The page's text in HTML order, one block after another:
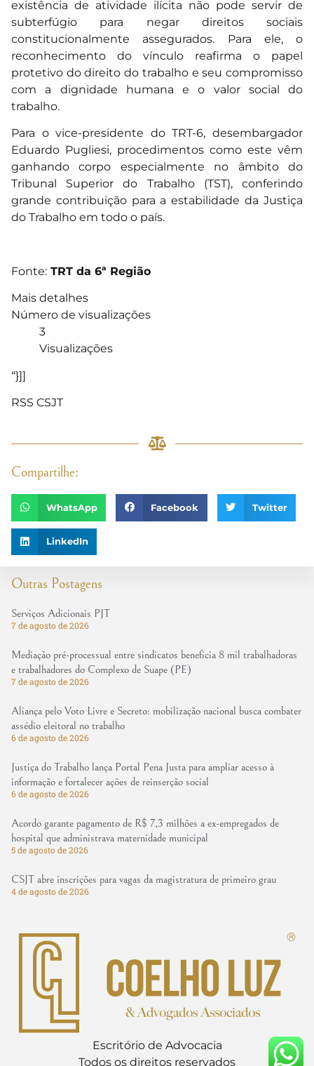
Outras Postagens
Serviços Adicionais PJT
7 de agosto de 2026
Mediação pré-processual entre sindicatos beneficia 8 mil trabalhadoras
e trabalhadores do Complexo de Suape (PE)
7 de agosto de 2026
Aliança pelo Voto Livre e Secreto: mobilização nacional busca combater
assédio eleitoral no trabalho
6 de agosto de 2026
Justiça do Trabalho lança Portal Pena Justa para ampliar acesso à
informação e fortalecer ações de reinserção social
6 de agosto de 2026
Acordo garante pagamento de R$ 7,3 milhões a ex-empregados de
hospital que administrava maternidade municipal
5 de agosto de 2026
CSJT abre inscrições para vagas da magistratura de primeiro grau
4 de agosto de 2026
existência de atividade ilícita não pode servir de
subterfúgio para negar direitos sociais
constitucionalmente assegurados. Para ele, o
reconhecimento do vínculo reafirma o papel
protetivo do direito do trabalho e seu compromisso
com a dignidade humana e o valor social do
trabalho.
Para o vice-presidente do TRT-6, desembargador
Eduardo Pugliesi, procedimentos como este vêm
ganhando corpo especialmente no âmbito do
Tribunal Superior do Trabalho (TST), conferindo
grande contribuição para a estabilidade da Justiça
do Trabalho em todo o país.
Fonte: TRT da 6ª Região
Mais detalhes
Número de visualizações
3
Visualizações
“}]]
RSS CSJT
Compartilhe:
WhatsApp Facebook Twitter
LinkedIn
Escritório de Advocacia
Todos os direitos reservados